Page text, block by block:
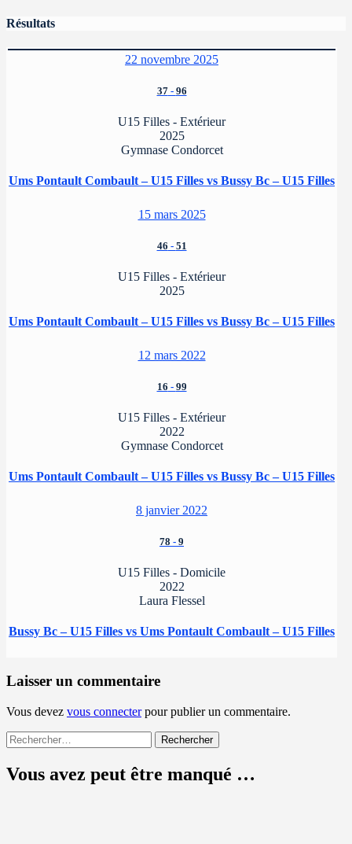
Résultats
22 novembre 2025
37- 96
U15 Filles - Extérieur
2025
Gymnase Condorcet
Ums Pontault Combault – U15 Filles vs Bussy Bc – U15 Filles
15 mars 2025
46 - 51
U15 Filles - Extérieur
2025
Ums Pontault Combault – U15 Filles vs Bussy Bc – U15 Filles
12 mars 2022
16 - 99
U15 Filles - Extérieur
2022
Gymnase Condorcet
Ums Pontault Combault – U15 Filles vs Bussy Bc – U15 Filles
8 janvier 2022
78 - 9
U15 Filles - Domicile
2022
Laura Flessel
Bussy Bc – U15 Filles vs Ums Pontault Combault – U15 Filles
Laisser un commentaire
Vous devez vous connecterpour publier un commentaire.
Rechercher :
Vous avez peut être manqué …